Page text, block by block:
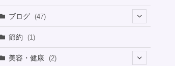
(1)
(1)
ブログ (47)
節約 (1)
美容・健康 (2)